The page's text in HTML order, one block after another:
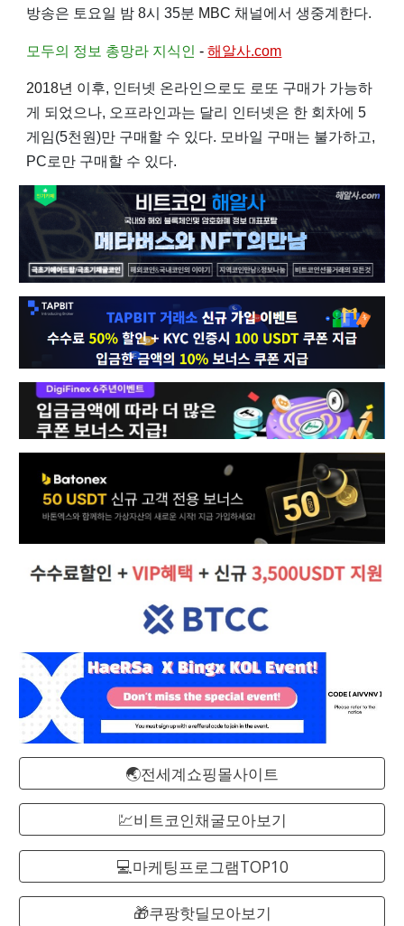
방송은 토요일 밤 8시 35분 MBC 채널에서 생중계한다.
모두의 정보 총망라 지식인 -해알사.com
2018년 이후, 인터넷 온라인으로도 로또 구매가 가능하
게 되었으나, 오프라인과는 달리 인터넷은 한 회차에 5
게임(5천원)만 구매할 수 있다. 모바일 구매는 불가하고,
PC로만 구매할 수 있다.
🌏전세계쇼핑몰사이트
💹비트코인채굴모아보기
💻마케팅프로그램TOP10
🎁쿠팡핫딜모아보기